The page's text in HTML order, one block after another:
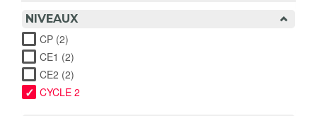
NIVEAUX
CP (2)
CE1 (2)
CE2 (2)
CYCLE 2